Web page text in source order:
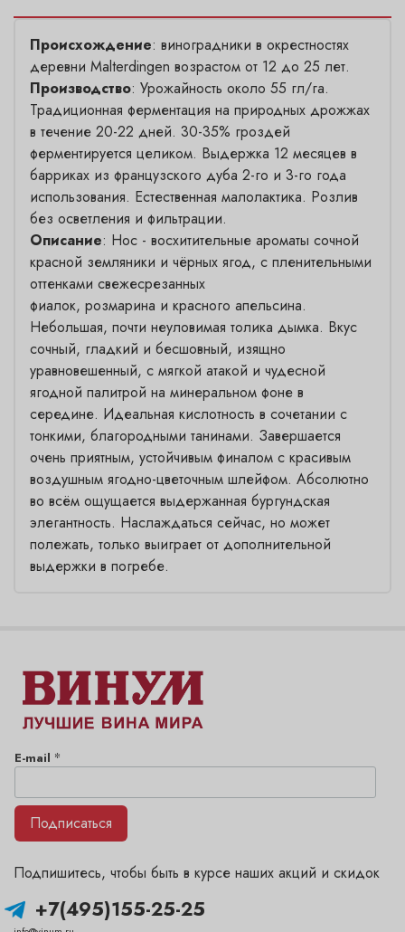
Происхождение: виноградники в окрестностях
деревни Malterdingen возрастом от 12 до 25 лет.
Производство: Урожайность около 55 гл/га.
Традиционная ферментация на природных дрожжах
в течение 20-22 дней. 30-35% гроздей
ферментируется целиком. Выдержка 12 месяцев в
барриках из французского дуба 2-го и 3-го года
использования. Естественная малолактика. Розлив
без осветления и фильтрации.
Описание: Нос - восхитительные ароматы сочной
красной земляники и чёрных ягод, с пленительными
оттенками свежесрезанных
фиалок, розмарина и красного апельсина.
Небольшая, почти неуловимая толика дымка. Вкус
сочный, гладкий и бесшовный, изящно
уравновешенный, с мягкой атакой и чудесной
ягодной палитрой на минеральном фоне в
середине. Идеальная кислотность в сочетании с
тонкими, благородными танинами. Завершается
очень приятным, устойчивым финалом с красивым
воздушным ягодно-цветочным шлейфом. Абсолютно
во всём ощущается выдержанная бургундская
элегантность. Наслаждаться сейчас, но может
полежать, только выиграет от дополнительной
выдержки в погребе.
+7(495)155-25-25
Подпишитесь, чтобы быть в курсе наших акций и скидок
E-mail *
Подписаться